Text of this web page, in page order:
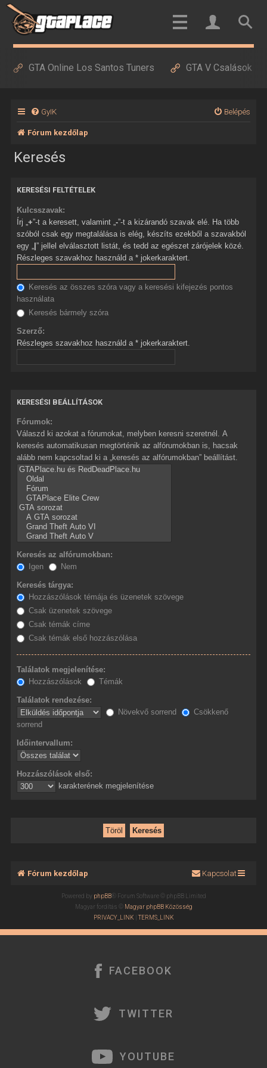
GTA Online Los Santos Tuners GTA V Csalások
GyIK Belépés
Fórum kezdőlap
Keresés
KERESÉSI FELTÉTELEK
Kulcsszavak:
Írj „ +”-t a keresett, valamint „ -”-t a kizárandó szavak elé. Ha több
szóból csak egy megtalálása is elég, készíts ezekből a szavakból
egy „ |” jellel elválasztott listát, és tedd az egészet zárójelek közé.
Részleges szavakhoz használd a * jokerkaraktert.
Keresés az összes szóra vagy a keresési kifejezés pontos
használata
Keresés bármely szóra
Szerző:
Részleges szavakhoz használd a * jokerkaraktert.
KERESÉSI BEÁLLÍTÁSOK
Fórumok:
Válaszd ki azokat a fórumokat, melyben keresni szeretnél. A
keresés automatikusan megtörténik az alfórumokban is, hacsak
alább nem kapcsoltad ki a „keresés az alfórumokban” beállítást.
Keresés az alfórumokban:
Igen
Nem
Keresés tárgya:
Hozzászólások témája és üzenetek szövege
Csak üzenetek szövege
Csak témák címe
Csak témák első hozzászólása
Találatok megjelenítése:
Hozzászólások
Témák
Találatok rendezése:
Növekvő sorrend
Csökkenő
sorrend
Időintervallum:
Hozzászólások első:
karakterének megjelenítése
Fórum kezdőlap Kapcsolat
Powered by phpBB® Forum Software © phpBB Limited
Magyar fordítás © Magyar phpBB Közösség
PRIVACY_LINK|TERMS_LINK
FACEBOOK
TWITTER
YOUTUBE